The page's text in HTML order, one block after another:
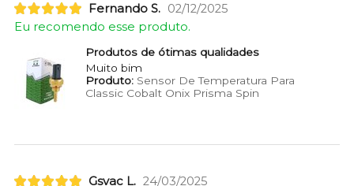
Fernando S. 02/12/2025
Eu recomendo esse produto.
Produtos de ótimas qualidades
Muito bim
Produto:Sensor De Temperatura Para
Classic Cobalt Onix Prisma Spin
Gsvac L. 24/03/2025